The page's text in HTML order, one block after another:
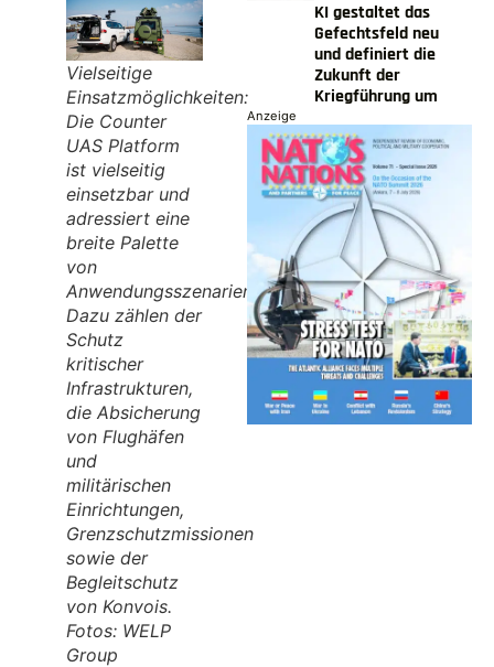
Vielseitige
Einsatzmöglichkeiten:
Die Counter
UAS Platform
ist vielseitig
einsetzbar und
adressiert eine
breite Palette
von
Anwendungsszenarien.
Dazu zählen der
Schutz
kritischer
Infrastrukturen,
die Absicherung
von Flughäfen
und
militärischen
Einrichtungen,
Grenzschutzmissionen
sowie der
Begleitschutz
von Konvois.
Fotos: WELP
Group
KI gestaltet das
Gefechtsfeld neu
und definiert die
Zukunft der
Kriegführung um
Anzeige